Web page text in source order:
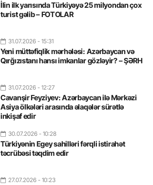
İlin ilk yarısında Türkiyəyə 25 milyondan çox
turist gəlib – FOTOLAR
31.07.2026 - 15:31
Yeni müttəfiqlik mərhələsi: Azərbaycan və
Qırğızıstanı hansı imkanlar gözləyir? – ŞƏRH
31.07.2026 - 12:27
Cavanşir Feyziyev: Azərbaycan ilə Mərkəzi
Asiya ölkələri arasında əlaqələr sürətlə
inkişaf edir
30.07.2026 - 10:28
Türkiyənin Egey sahilləri fərqli istirahət
təcrübəsi təqdim edir
27.07.2026 - 10:23